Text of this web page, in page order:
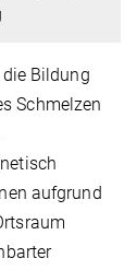
Bildung
Schmelzen
aufgrund